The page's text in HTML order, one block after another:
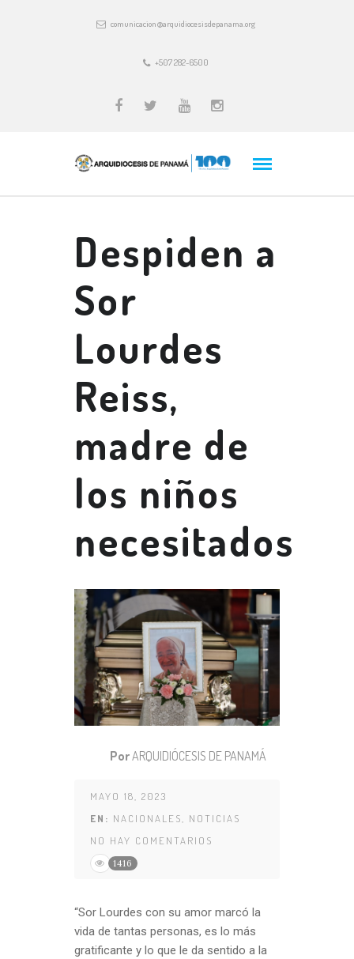
comunicacion@arquidiocesisdepanama.org
+507 282-6500
Despiden a
Sor
Lourdes
Reiss,
madre de
los niños
necesitados
PorARQUIDIÓCESIS DE PANAMÁ
MAYO 18, 2023
EN: NACIONALES, NOTICIAS
NO HAY COMENTARIOS
1416
“Sor Lourdes con su amor marcó la
vida de tantas personas, es lo más
gratificante y lo que le da sentido a la